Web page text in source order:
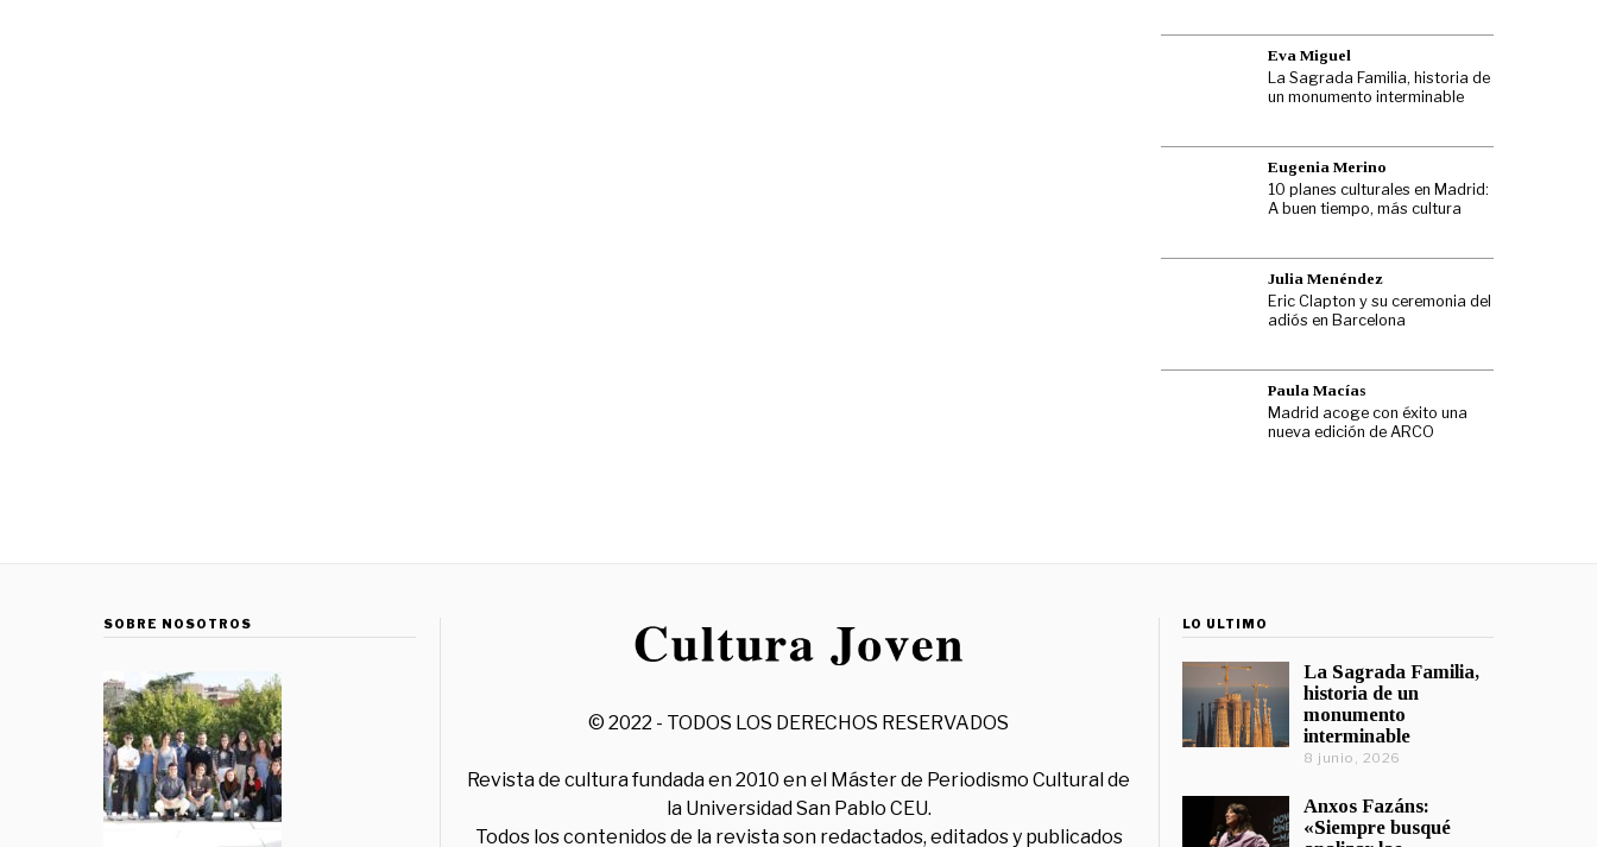
Eva Miguel
La Sagrada Familia, historia de
un monumento interminable
Eugenia Merino
10 planes culturales en Madrid:
A buen tiempo, más cultura
Julia Menéndez
Eric Clapton y su ceremonia del
adiós en Barcelona
Paula Macías
Madrid acoge con éxito una
nueva edición de ARCO
SOBRE NOSOTROS
© 2022 - TODOS LOS DERECHOS RESERVADOS
Revista de cultura fundada en 2010 en el Máster de Periodismo Cultural de
la Universidad San Pablo CEU.
Todos los contenidos de la revista son redactados, editados y publicados
LO ÚLTIMO
La Sagrada Familia,
historia de un
monumento
interminable
8 junio, 2026
Anxos Fazáns:
«Siempre busqué